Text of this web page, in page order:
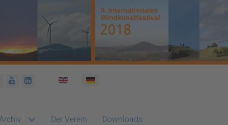
Sprache auswählen
Der Verein Downloads